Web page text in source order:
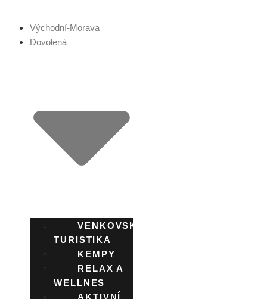
Východní-Morava
Dovolená
VENKOVSKÁ
TURISTIKA
KEMPY
RELAX A
WELLNES